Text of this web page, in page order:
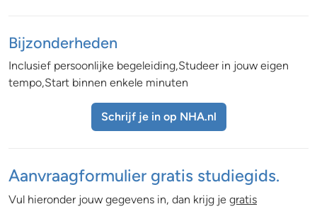
Bijzonderheden
Inclusief persoonlijke begeleiding,Studeer in jouw eigen
tempo,Start binnen enkele minuten
Schrijf je in op NHA.nl
Aanvraagformulier gratis studiegids.
Vul hieronder jouw gegevens in, dan krijg je gratis